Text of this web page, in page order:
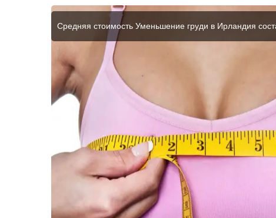
Средняя стоимость Уменьшение груди в Ирландия